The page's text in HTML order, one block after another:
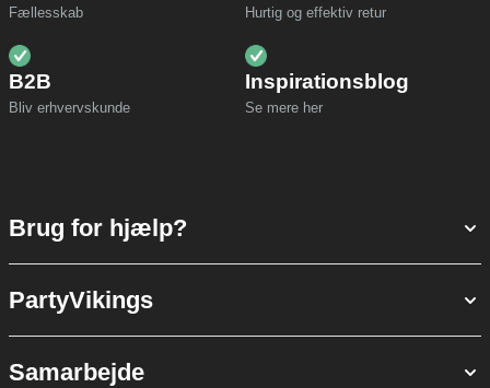
Fællesskab Hurtig og effektiv retur
B2B
Bliv erhvervskunde
Inspirationsblog
Se mere her
Brug for hjælp?
PartyVikings
Samarbejde